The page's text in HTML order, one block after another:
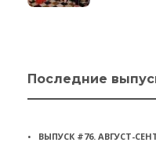
Последние
ВЫПУСК #76. АВГУСТ-